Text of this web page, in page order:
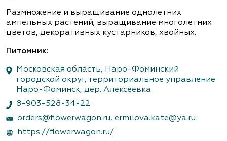
Размножение и выращивание однолетних
ампельных растений; выращивание многолетних
цветов, декоративных кустарников, хвойных.
Питомник:
Московская область, Наро-Фоминский
городской округ, территориальное управление
Наро-Фоминск, дер. Алексеевка
8-903-528-34-22
orders@flowerwagon.ru, ermilova.kate@ya.ru
https://flowerwagon.ru/